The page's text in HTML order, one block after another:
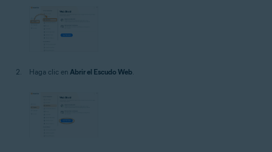
Haga clic en Abrir el Escudo Web